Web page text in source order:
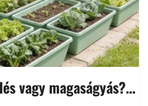
vagy magaságyás?